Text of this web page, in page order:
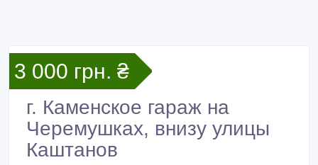
3 000 грн. ₴
г. Каменское гараж на
Черемушках, внизу улицы
Каштанов